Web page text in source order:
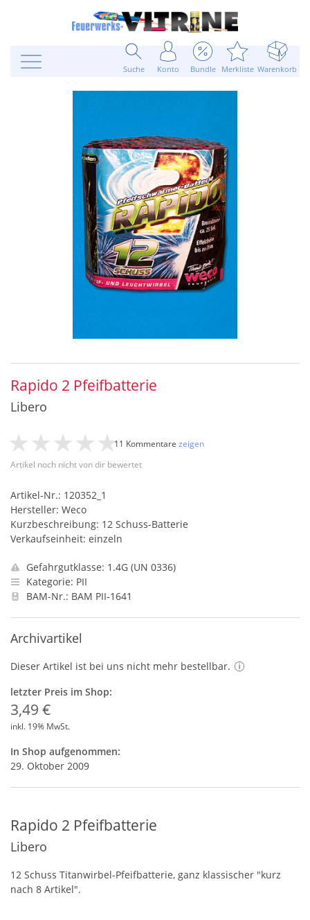
Suche Konto Bundle Merkliste Warenkorb
Rapido 2 Pfeifbatterie
Libero
Artikel noch nicht von dir bewertet
11 Kommentare zeigen
Artikel-Nr.: 120352_1
Hersteller: Weco
Kurzbeschreibung: 12 Schuss-Batterie
Verkaufseinheit: einzeln
Gefahrgutklasse: 1.4G (UN 0336)
Kategorie: PII
BAM-Nr.: BAM PII-1641
Archivartikel
Dieser Artikel ist bei uns nicht mehr bestellbar.
letzter Preis im Shop:
3,49 €
inkl. 19% MwSt.
In Shop aufgenommen:
29. Oktober 2009
Rapido 2 Pfeifbatterie
Libero
12 Schuss Titanwirbel-Pfeifbatterie, ganz klassischer "kurz
nach 8 Artikel".